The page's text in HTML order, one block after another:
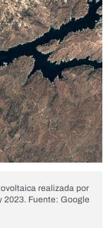
realizada por
2023. Fuente: Google